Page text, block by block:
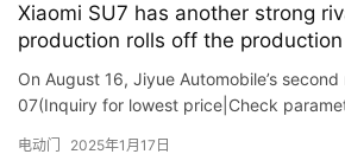
人们带来愉悦的使用体验。无论是家庭住宅
所，盛九竹…
Xiaomi SU7 has another strong
production rolls off the
+ lift tail + 8295 chip, hot model
On August 16, Jiyue Automobile’s
07(Inquiry for lowest price|Check
ca…
电动门 2025年1月17日